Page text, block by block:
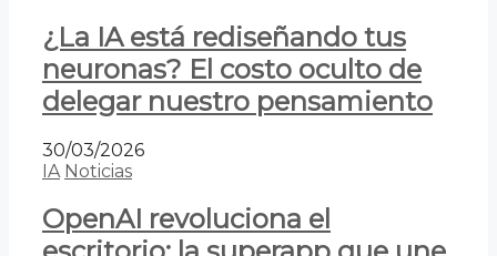
¿La IA está rediseñando tus
neuronas? El costo oculto de
delegar nuestro pensamiento
30/03/2026
IA Noticias
OpenAI revoluciona el